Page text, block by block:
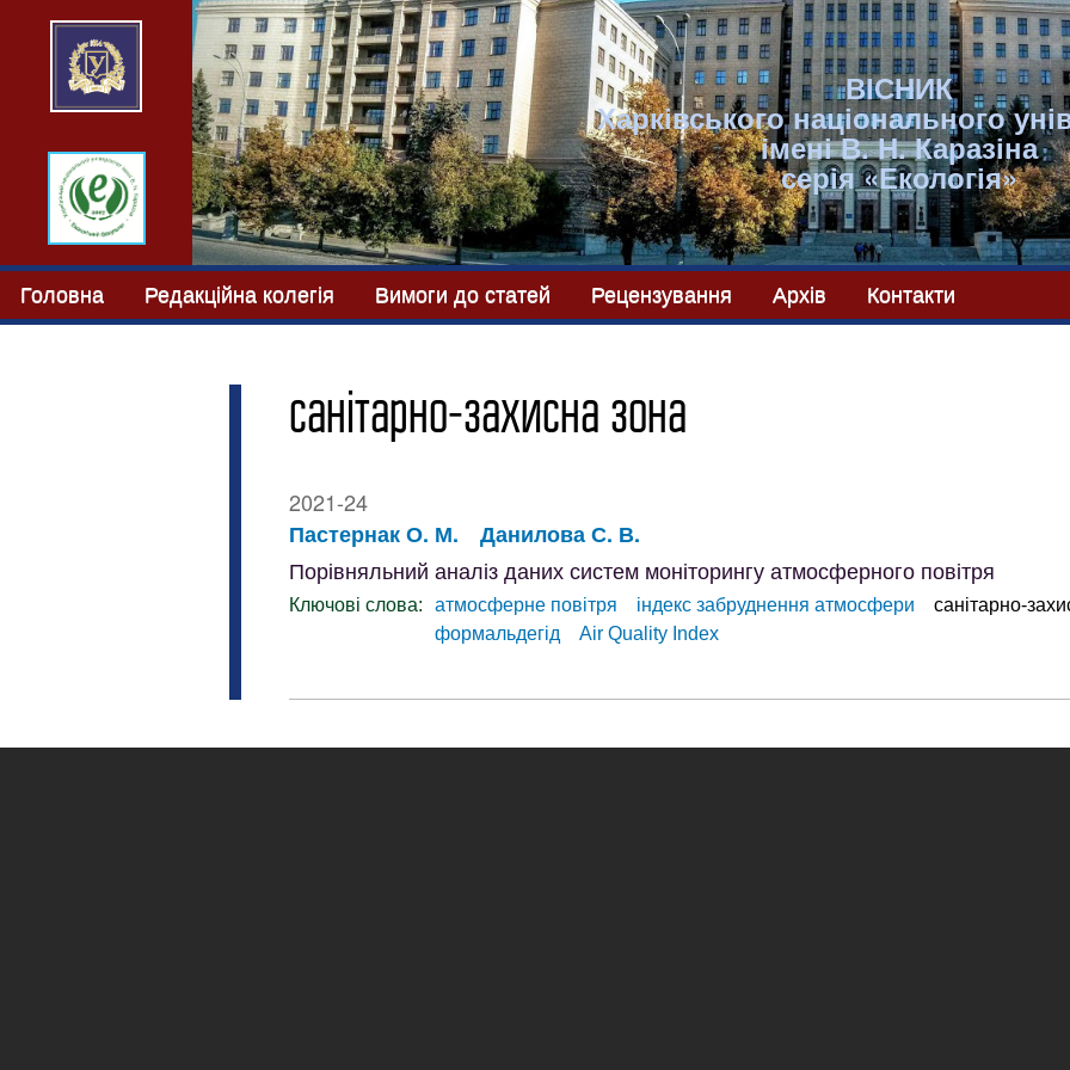
ВІСНИК
Харківського національного
імені В. Н. Каразіна
серія «Екологія»
Головна Редакційна колегія Вимоги до статей Рецензування Архів Контакти
санітарно-захисна зона
2021-24
Пастернак О. М.
Данилова С. В.
Порівняльний аналіз даних систем моніторингу атмосферного повітря
Ключові слова: атмосферне повітря індекс забруднення атмосфери
санітарно-
формальдегід
Air Quality Index